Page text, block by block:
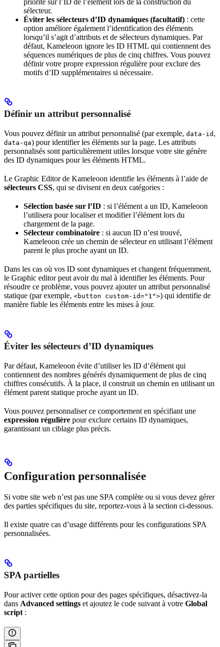
priorité sur l’ID de l’élément lors de la construction du
sélecteur.
Éviter les sélecteurs d’ID dynamiques (facultatif) : cette
option améliore également l’identification des éléments
lorsqu’il s’agit d’attributs et de sélecteurs dynamiques. Par
défaut, Kameleoon ignore les ID HTML qui contiennent des
séquences numériques de plus de cinq chiffres. Vous pouvez
définir votre propre expression régulière pour exclure des
motifs d’ID supplémentaires si nécessaire.
Définir un attribut personnalisé
Vous pouvez définir un attribut personnalisé (par exemple, data-id ,
data-qa) pour identifier les éléments sur la page. Les attributs
personnalisés sont particulièrement utiles lorsque votre site génère
des ID dynamiques pour les éléments HTML.
Le Graphic Editor de Kameleoon identifie les éléments à l’aide de
sélecteurs CSS, qui se divisent en deux catégories :
Sélection basée sur l’ID : si l’élément a un ID, Kameleoon
l’utilisera pour localiser et modifier l’élément lors du
chargement de la page.
Sélecteur combinatoire : si aucun ID n’est trouvé,
Kameleoon crée un chemin de sélecteur en utilisant l’élément
parent le plus proche ayant un ID.
Dans les cas où vos ID sont dynamiques et changent fréquemment,
le Graphic editor peut avoir du mal à identifier les éléments. Pour
résoudre ce problème, vous pouvez ajouter un attribut personnalisé
statique (par exemple, <button custom-id="1">) qui identifie de
manière fiable les éléments entre les mises à jour.
Éviter les sélecteurs d’ID dynamiques
Par défaut, Kameleoon évite d’utiliser les ID d’élément qui
contiennent des nombres générés dynamiquement de plus de cinq
chiffres consécutifs. À la place, il construit un chemin en utilisant un
élément parent statique proche ayant un ID.
Vous pouvez personnaliser ce comportement en spécifiant une
expression régulière pour exclure certains ID dynamiques,
garantissant un ciblage plus précis.
Configuration personnalisée
Si votre site web n’est pas une SPA complète ou si vous devez gérer
des parties spécifiques du site, reportez-vous à la section ci-dessous.
Il existe quatre cas d’usage différents pour les configurations SPA
personnalisées.
SPA partielles
Pour activer cette option pour des pages spécifiques, désactivez-la
dans Advanced settings et ajoutez le code suivant à votre Global
script :